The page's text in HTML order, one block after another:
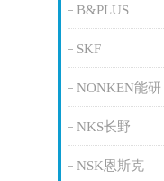
B&PLUS
SKF
NONKEN能研
NKS长野
NSK恩斯克